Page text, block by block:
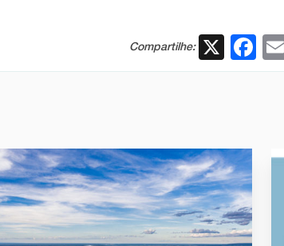
Compartilhe: X